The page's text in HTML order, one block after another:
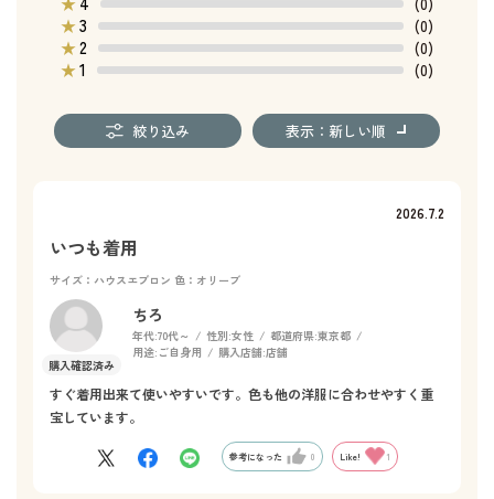
★3
(0)
★2
(0)
★1 (0)
絞り込み 表示：新しい順
2026.7.2
いつも着用
サイズ：ハウスエプロン 色：オリーブ
ちろ
年代:70代～ 性別:女性 都道府県:東京都
用途: ご自身用 購入店舗:店舗
すぐ着用出来て使いやすいです。色も他の洋服に合わせやすく重
宝しています。
参考になった 0 Like! 1